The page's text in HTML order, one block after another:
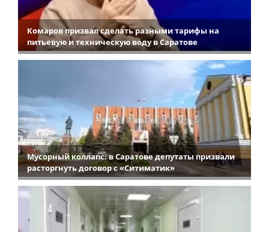
Комаров призвал сделать разными тарифы на
питьевую и техническую воду в Саратове
Мусорный коллапс: в Саратове депутаты призвали
расторгнуть договор с «Ситиматик»